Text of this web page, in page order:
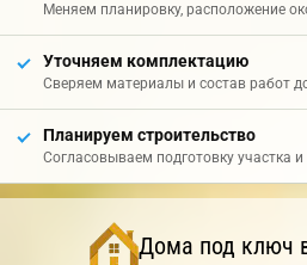
Меняем планировку, расположение
Уточняем комплектацию
Сверяем материалы и состав работ
Планируем строительство
Согласовываем подготовку участка
Дома под ключ